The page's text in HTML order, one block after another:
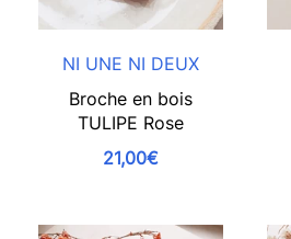
NI UNE NI DEUX
Broche en bois
TULIPE Rose
21,00€